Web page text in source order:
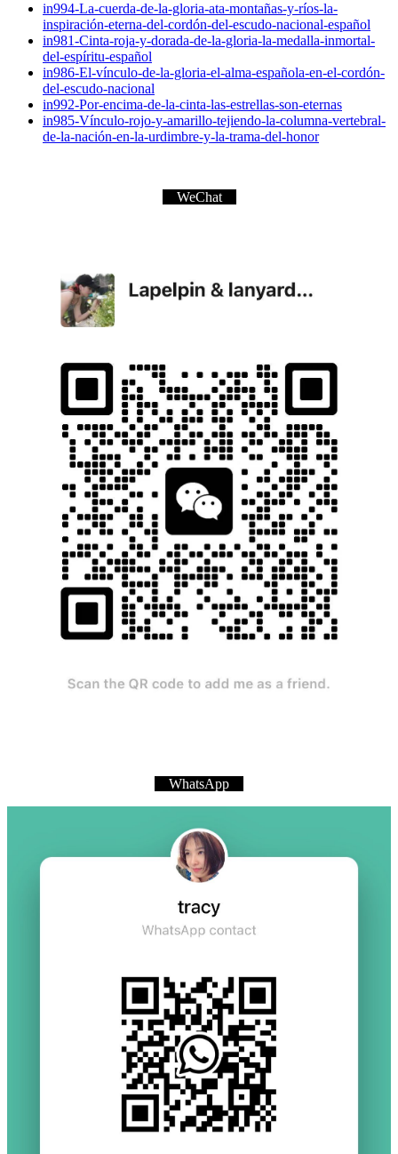
in994-La-cuerda-de-la-gloria-ata-montañas-y-ríos-la-
inspiración-eterna-del-cordón-del-escudo-nacional-español
in981-Cinta-roja-y-dorada-de-la-gloria-la-medalla-inmortal-
del-espíritu-español
in986-El-vínculo-de-la-gloria-el-alma-española-en-el-cordón-
del-escudo-nacional
in992-Por-encima-de-la-cinta-las-estrellas-son-eternas
in985-Vínculo-rojo-y-amarillo-tejiendo-la-columna-vertebral-
de-la-nación-en-la-urdimbre-y-la-trama-del-honor
WeChat
WhatsApp